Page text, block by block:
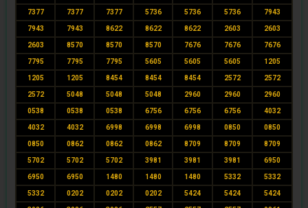
7377 7377 7377 5736 5736 5736 7943
7943 7943 8622 8622 8622 2603 2603
2603 8570 8570 8570 7676 7676 7676
7795 7795 7795 5605 5605 5605 1205
1205 1205 8454 8454 8454 2572 2572
2572 5048 5048 5048 2960 2960 2960
0538 0538 0538 6756 6756 6756 4032
4032 4032 6998 6998 6998 0850 0850
0850 0862 0862 0862 8709 8709 8709
5702 5702 5702 3981 3981 3981 6950
6950 6950 1480 1480 1480 5332 5332
5332 0202 0202 0202 5424 5424 5424